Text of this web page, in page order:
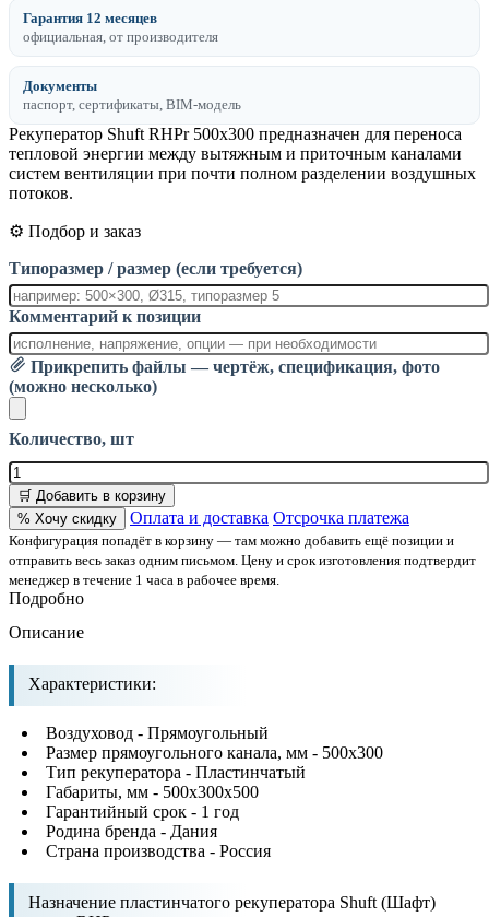
Гарантия 12 месяцев
официальная, от производителя
Документы
паспорт, сертификаты, BIM-модель
Рекуператор Shuft RHPr 500x300 предназначен для переноса
тепловой энергии между вытяжным и приточным каналами
систем вентиляции при почти полном разделении воздушных
потоков.
⚙️ Подбор и заказ
Типоразмер / размер (если требуется)
Комментарий к позиции
Прикрепить файлы — чертёж, спецификация, фото
(можно несколько)
Количество, шт
🛒 Добавить в корзину
% Хочу скидку
Оплата и доставка Отсрочка платежа
Конфигурация попадёт в корзину — там можно добавить ещё позиции и
отправить весь заказ одним письмом. Цену и срок изготовления подтвердит
менеджер в течение 1 часа в рабочее время.
Подробно
Описание
Характеристики:
Воздуховод - Прямоугольный
Размер прямоугольного канала, мм - 500х300
Тип рекуператора - Пластинчатый
Габариты, мм - 500х300х500
Гарантийный срок - 1 год
Родина бренда - Дания
Страна производства - Россия
Назначение пластинчатого рекуператора Shuft (Шафт)